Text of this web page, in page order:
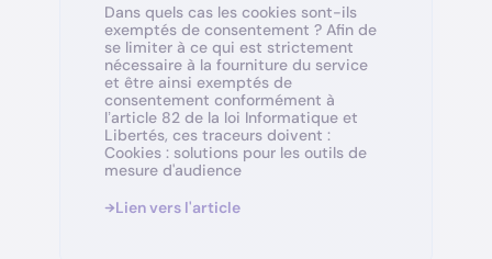
Dans quels cas les cookies sont-ils
exemptés de consentement ? Afin de
se limiter à ce qui est strictement
nécessaire à la fourniture du service
et être ainsi exemptés de
consentement conformément à
l’article 82 de la loi Informatique et
Libertés, ces traceurs doivent :
Cookies : solutions pour les outils de
mesure d'audience
Lien vers l'article